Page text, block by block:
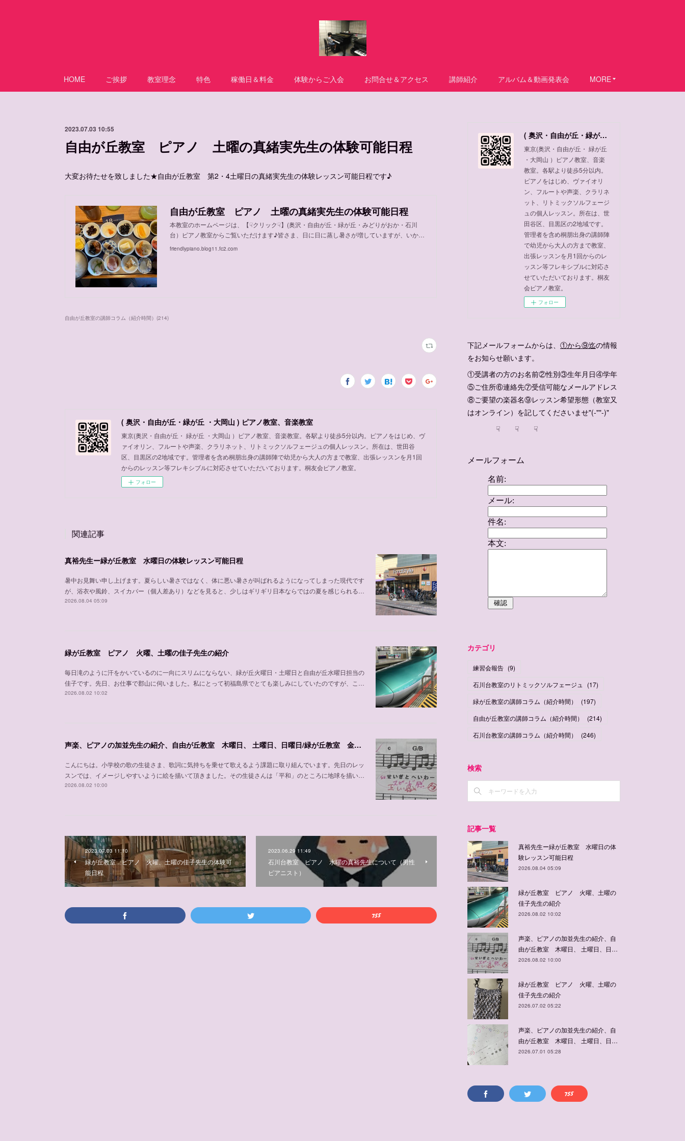
HOME ご挨拶 教室理念 特色 稼働日＆料金 体験からご入会 お問合せ＆アクセス 講師紹介 アルバム＆動画発表会 MORE
2023.07.03 10:55
自由が丘教室 ピアノ 土曜の真緒実先生の体験可能日程
大変お待たせを致しました★自由が丘教室 第2・4土曜日の真緒実先生の体験レッスン可能日程です♪
自由が丘教室 ピアノ 土曜の真緒実先生の体験可能日程
本教室のホームページは、【☟クリック☟】(奥沢・自由が丘・緑が丘・みどりがおか・石川
台）ピアノ教室からご覧いただけます♪皆さま、日に日に蒸し暑さが増していますが、いか…
friendlypiano.blog11.fc2.com
自由が丘教室の講師コラム（紹介時間） (214)
( 奥沢・自由が丘・緑が丘 ・大岡山 ) ピアノ教室、音楽教室
東京(奥沢・自由が丘・ 緑が丘 ・大岡山 ）ピアノ教室、音楽教室。各駅より徒歩5分以内。ピアノをはじめ、ヴ
ァイオリン、フルートや声楽、クラリネット、リトミックソルフェージュの個人レッスン。所在は、世田谷
区、目黒区の2地域です。管理者を含め桐朋出身の講師陣で幼児から大人の方まで教室、出張レッスンを月1回
からのレッスン等フレキシブルに対応させていただいております。桐友会ピアノ教室。
フォロー
関連記事
真裕先生ー緑が丘教室 水曜日の体験レッスン可能日程
暑中お見舞い申し上げます。夏らしい暑さではなく、体に悪い暑さが叫ばれるようになってしまった現代です
が、浴衣や風鈴、スイカバー（個人差あり）などを見ると、少しはギリギリ日本ならではの夏を感じられる…
2026.08.04 05:09
緑が丘教室 ピアノ 火曜、土曜の佳子先生の紹介
毎日滝のように汗をかいているのに一向にスリムにならない、緑が丘火曜日・土曜日と自由が丘水曜日担当の
佳子です。先日、お仕事で郡山に伺いました。私にとって初福島県でとても楽しみにしていたのですが、こ…
2026.08.02 10:02
声楽、ピアノの加並先生の紹介、自由が丘教室 木曜日、 土曜日、日曜日/緑が丘教室 金曜日
こんにちは。小学校の歌の生徒さま、歌詞に気持ちを乗せて歌えるよう課題に取り組んでいます。先日のレッ
スンでは、イメージしやすいように絵を描いて頂きました。その生徒さんは「平和」のところに地球を描い…
2026.08.02 10:00
2023.07.03 11:10
緑が丘教室 ピアノ 火曜、土曜の佳子先生の体験可
能日程
2023.06.29 11:49
石川台教室 ピアノ 水曜の真裕先生について（男性
ピアニスト）
( 奥沢・自由が丘・緑が丘 ・大岡山 ) ピアノ教室、音楽教室
東京(奥沢・自由が丘・ 緑が丘
・大岡山 ）ピアノ教室、音楽
教室。各駅より徒歩5分以内。
ピアノをはじめ、ヴァイオリ
ン、フルートや声楽、クラリネ
ット、リトミックソルフェージ
ュの個人レッスン。所在は、世
田谷区、目黒区の2地域です。
管理者を含め桐朋出身の講師陣
で幼児から大人の方まで教室、
出張レッスンを月1回からのレ
ッスン等フレキシブルに対応さ
せていただいております。桐友
会ピアノ教室。
フォロー
下記メールフォームからは、 ①から⑨迄の情報
をお知らせ願います。
①受講者の方のお名前②性別③生年月日④学年
⑤ご住所⑥連絡先⑦受信可能なメールアドレス
⑧ご要望の楽器名⑨レッスン希望形態（教室又
はオンライン）を記してくださいませ"(-""-)"
☟ ☟ ☟
カテゴリ
練習会報告 (9)
石川台教室のリトミックソルフェージュ
(17)
緑が丘教室の講師コラム（紹介時間）
(197)
自由が丘教室の講師コラム（紹介時間）
(214)
石川台教室の講師コラム（紹介時間）
(246)
検索
記事一覧
真裕先生ー緑が丘教室 水曜日の体
験レッスン可能日程
2026.08.04 05:09
緑が丘教室 ピアノ 火曜、土曜の
佳子先生の紹介
2026.08.02 10:02
声楽、ピアノの加並先生の紹介、自
由が丘教室 木曜日、 土曜日、日…
2026.08.02 10:00
緑が丘教室 ピアノ 火曜、土曜の
佳子先生の紹介
2026.07.02 05:22
声楽、ピアノの加並先生の紹介、自
由が丘教室 木曜日、 土曜日、日…
2026.07.01 05:28